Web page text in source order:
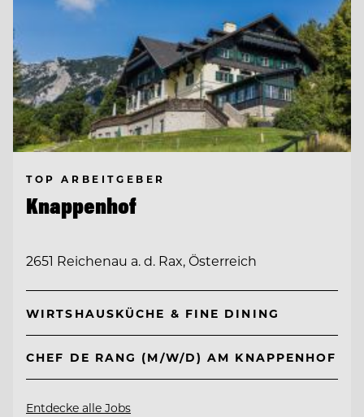
TOP ARBEITGEBER
Knappenhof
2651 Reichenau a. d. Rax, Österreich
WIRTSHAUSKÜCHE & FINE DINING
CHEF DE RANG (M/W/D) AM KNAPPENHOF
Entdecke alle Jobs